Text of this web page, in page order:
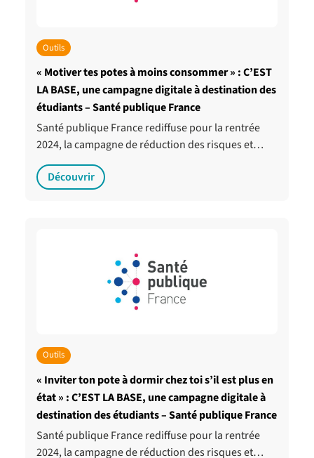
Outils
« Motiver tes potes à moins consommer » : C’EST
LA BASE, une campagne digitale à destination des
étudiants – Santé publique France
Santé publique France rediffuse pour la rentrée
2024, la campagne de réduction des risques et…
Découvrir
Outils
« Inviter ton pote à dormir chez toi s’il est plus en
état » : C’EST LA BASE, une campagne digitale à
destination des étudiants – Santé publique France
Santé publique France rediffuse pour la rentrée
2024, la campagne de réduction des risques et…